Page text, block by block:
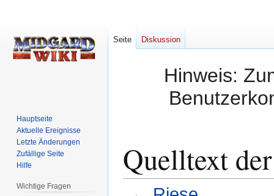
Hinweis:
Quelltext
Seite Diskussion
Hauptseite
Aktuelle Ereignisse
Letzte Änderungen
Zufällige Seite
Hilfe
Wichtige Fragen